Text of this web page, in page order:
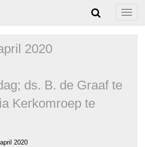
Toggle
2020
ds. B. de Graaf te
Kerkomroep te
2020